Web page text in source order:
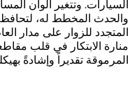
السيارات. وتتغير ألوان
والحدث المخطط له،
المتجدد للزوار على مدار
منارة الابتكار في قلب
المرموقة تقديراً وإشادةً